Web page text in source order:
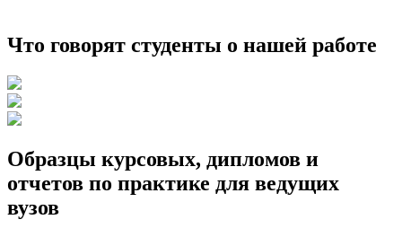
Что говорят студенты о нашей работе
Образцы курсовых, дипломов и
отчетов по практике для ведущих
вузов